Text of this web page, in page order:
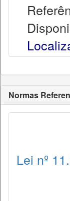
Normas
Lei nº